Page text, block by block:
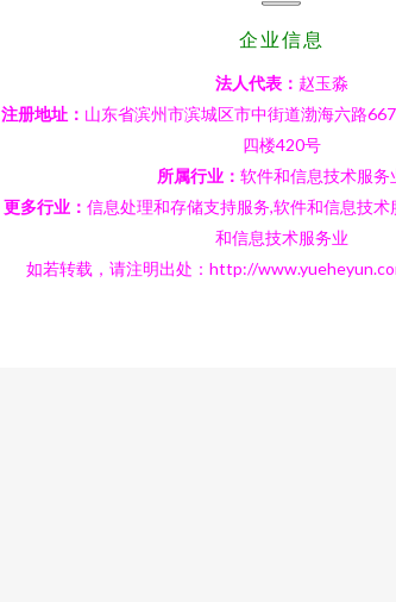
企业信息
法人代表： 赵玉淼
注册地址： 山东省滨州市滨城区市中街道渤海六路
四楼420号
所属行业： 软件和信息技术服务
更多行业： 信息处理和存储支持服务,软件和信息技
和信息技术服务业
如若转载，请注明出处：http://